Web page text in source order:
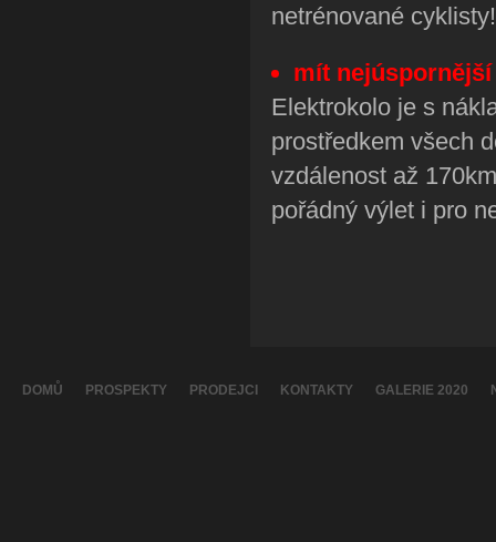
netrénované cyklisty!
mít
Elektrokolo je s
prostředkem všech
vzdálenost až
pořádný výlet i pro
DOMŮ PROSPEKTY PRODEJCI KONTAKTY GALERIE 2020